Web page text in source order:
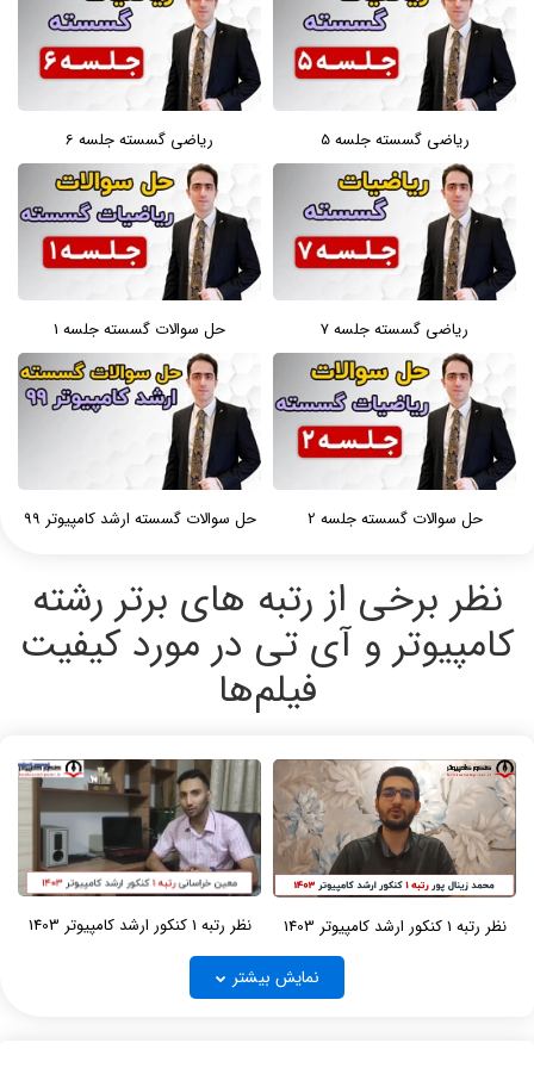
ریاضی گسسته جلسه 5 ریاضی گسسته جلسه 6
ریاضی گسسته جلسه 7 حل سوالات گسسته جلسه 1
حل سوالات گسسته جلسه 2 حل سوالات گسسته ارشد کامپیوتر 99
نظر برخی از رتبه های برتر رشته
کامپیوتر و آی تی در مورد کیفیت
فیلم‌ها
نظر رتبه 1 کنکور ارشد کامپیوتر 1403 نظر رتبه 1 کنکور ارشد کامپیوتر 1403
نمایش بیشتر